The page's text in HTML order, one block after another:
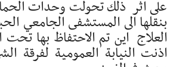
على اثر ذلك تحولت وحدات
بنقلها الى المستشفى الجامعي
العلاج اين تم الاحتفاظ بها تحت
اذنت النيابة العمومية لفرقة